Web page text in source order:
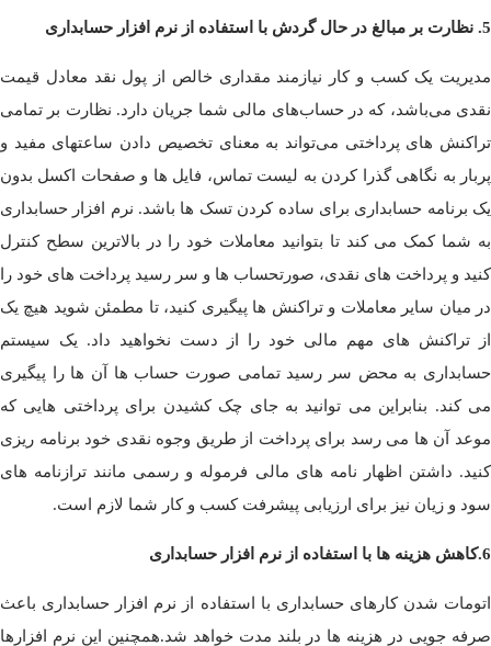
5. نظارت بر مبالغ در حال گردش با استفاده از نرم افزار حسابداری
مدیریت یک کسب و کار نیازمند مقداری خالص از پول نقد معادل قیمت
نقدی می‌باشد، که در حساب‌های مالی شما جریان دارد. نظارت بر تمامی
تراکنش های پرداختی می‌تواند به معنای تخصیص دادن ساعتهای مفید و
پربار به نگاهی گذرا کردن به لیست تماس، فایل ها و صفحات اکسل بدون
یک برنامه حسابداری برای ساده کردن تسک ها باشد. نرم افزار حسابداری
به شما کمک می کند تا بتوانید معاملات خود را در بالاترین سطح کنترل
کنید و پرداخت های نقدی، صورتحساب ها و سر رسید پرداخت های خود را
در میان سایر معاملات و تراکنش ها پیگیری کنید، تا مطمئن شوید هیچ یک
از تراکنش های مهم مالی خود را از دست نخواهید داد. یک سیستم
حسابداری به محض سر رسید تمامی صورت حساب ها آن ها را پیگیری
می کند. بنابراین می توانید به جای چک کشیدن برای پرداختی هایی که
موعد آن ها می رسد برای پرداخت از طریق وجوه نقدی خود برنامه ریزی
کنید. داشتن اظهار نامه های مالی فرموله و رسمی مانند ترازنامه های
سود و زیان نیز برای ارزیابی پیشرفت کسب و کار شما لازم است.
6.کاهش هزینه ها با استفاده از نرم افزار حسابداری
اتومات شدن کارهای حسابداری با استفاده از نرم افزار حسابداری باعث
صرفه جویی در هزینه ها در بلند مدت خواهد شد.همچنین این نرم افزارها